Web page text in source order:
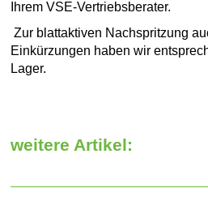
Ihrem VSE-Vertriebsberater.
Zur blattaktiven Nachspritzung
Einkürzungen haben wir
Lager.
weitere Artikel: